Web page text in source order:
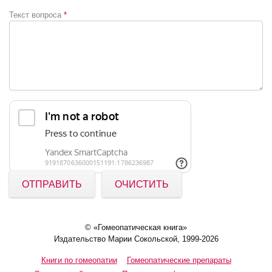
Текст вопроса *
ОТПРАВИТЬ ОЧИСТИТЬ
© «Гомеопатическая книга»
Издательство Марии Сокольской, 1999-2026
Книги по гомеопатии
Гомеопатические препараты